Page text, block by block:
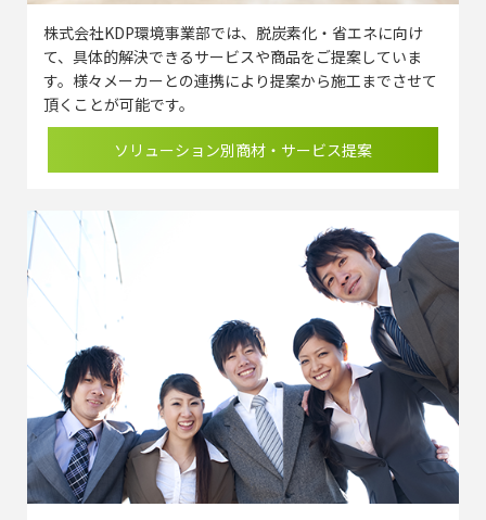
株式会社KDP環境事業部では、脱炭素化・省エネに向け
て、具体的解決できるサービスや商品をご提案していま
す。様々メーカーとの連携により提案から施工までさせて
頂くことが可能です。
ソリューション別商材・サービス提案